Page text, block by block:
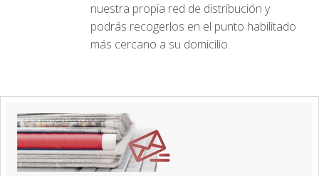
nuestra propia red de distribución y
podrás recogerlos en el punto habilitado
más cercano a su domicilio.